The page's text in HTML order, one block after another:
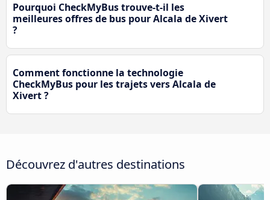
Pourquoi CheckMyBus trouve-t-il les
meilleures offres de bus pour Alcala de Xivert
?
Comment fonctionne la technologie
CheckMyBus pour les trajets vers Alcala de
Xivert ?
Découvrez d'autres destinations